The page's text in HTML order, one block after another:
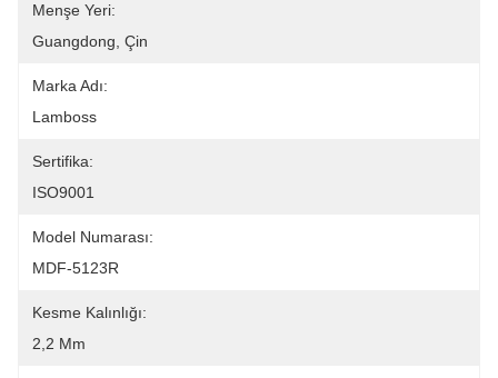
Menşe Yeri:
Guangdong, Çin
Marka Adı:
Lamboss
Sertifika:
ISO9001
Model Numarası:
MDF-5123R
Kesme Kalınlığı:
2,2 Mm